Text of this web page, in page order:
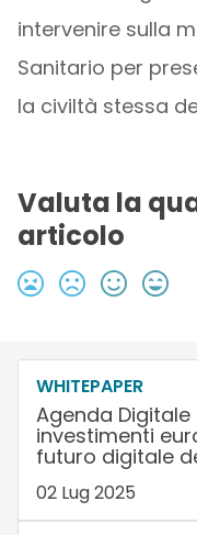
intervenire sulla
Sanitario per
la civiltà stessa
Valuta la
articolo
WHITEPAPER
Agenda
investimenti
futuro digitale
02 Lug 2025